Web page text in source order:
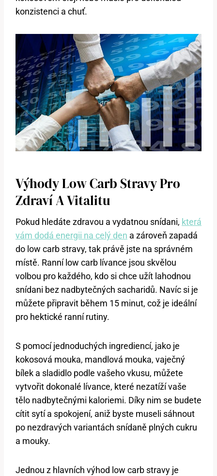
konzistenci a chuť.
Výhody Low Carb Stravy Pro
Zdraví A Vitalitu
Pokud hledáte zdravou a vydatnou snídani, která
vám dodá energii na celý den a zároveň zapadá
do low carb stravy, tak právě jste na správném
místě. Ranní low carb lívance jsou skvělou
volbou pro každého, kdo si chce užít lahodnou
snídani bez nadbytečných sacharidů. Navíc si je
můžete připravit během 15 minut, což je ideální
pro hektické ranní rutiny.
S pomocí jednoduchých ingrediencí, jako je
kokosová mouka, mandlová mouka, vaječný
bílek a sladidlo podle vašeho vkusu, můžete
vytvořit dokonalé lívance, které nezatíží vaše
tělo nadbytečnými kaloriemi. Díky nim se budete
cítit sytí a spokojení, aniž byste museli sáhnout
po nezdravých variantách snídaně plných cukru
a mouky.
Jednou z hlavních výhod low carb stravy je